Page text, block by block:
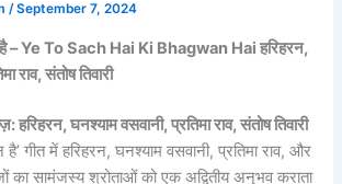
/September 7, 2024
है – Ye To Sach Hai Ki Bhagwan Hai हरिहरन,
राव, संतोष तिवारी
घनश्याम वसवानी, प्रतिमा राव, संतोष तिवारी
गीत में हरिहरन, घनश्याम वसवानी, प्रतिमा राव, और
का सामंजस्य श्रोताओं को एक अद्वितीय अनुभव कराता